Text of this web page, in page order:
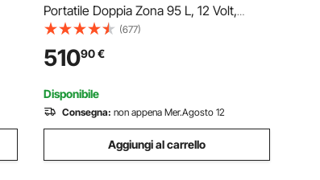
Portatile Doppia Zona 95 L, 12 Volt,
Gamma -20 ~ 20 ℃, Dispositivo
Raffreddamento a Compressore 12/24 V
CC 100-240 V CA per Campeggio
Camper con Ruote Maniglia
(677)
51090€
Disponibile
Consegna: non appena Mer.Agosto 12
Aggiungi al carrello